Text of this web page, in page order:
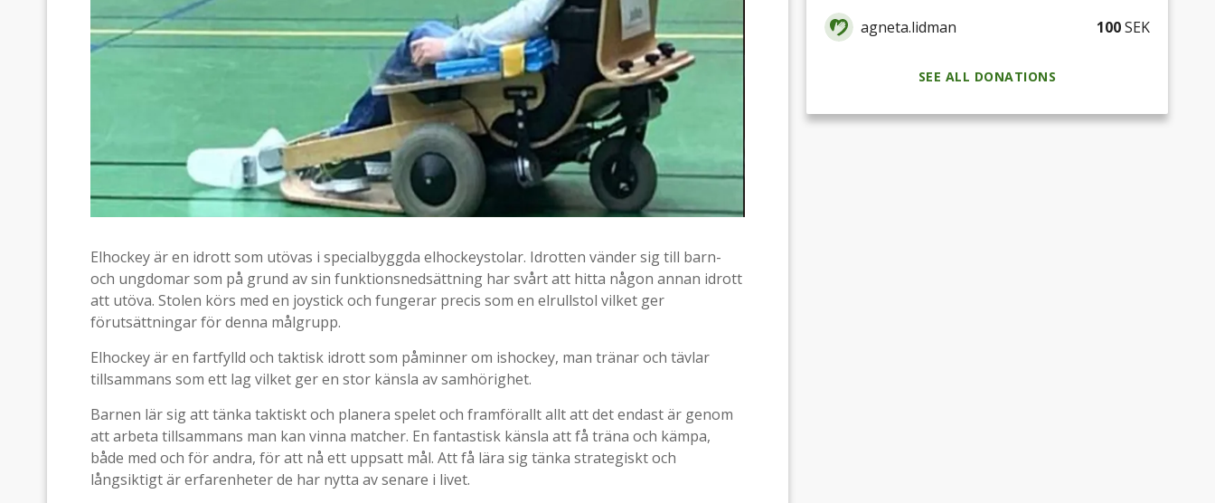
Elhockey är en idrott som utövas i specialbyggda elhockeystolar. Idrotten vänder sig till barn-
och ungdomar som på grund av sin funktionsnedsättning har svårt att hitta någon annan idrott
att utöva. Stolen körs med en joystick och fungerar precis som en elrullstol vilket ger
förutsättningar för denna målgrupp.
Elhockey är en fartfylld och taktisk idrott som påminner om ishockey, man tränar och tävlar
tillsammans som ett lag vilket ger en stor känsla av samhörighet.
Barnen lär sig att tänka taktiskt och planera spelet och framförallt allt att det endast är genom
att arbeta tillsammans man kan vinna matcher. En fantastisk känsla att få träna och kämpa,
både med och för andra, för att nå ett uppsatt mål. Att få lära sig tänka strategiskt och
långsiktigt är erfarenheter de har nytta av senare i livet.
agneta.lidman
100SEK
SEE ALL DONATIONS